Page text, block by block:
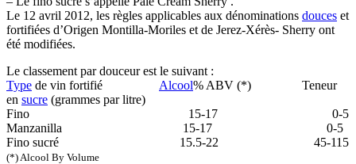
Le 12 avril 2012, les règles applicables aux dénominations douces et
fortifiées d’Origen Montilla-Moriles et de Jerez-Xérès- Sherry ont
été modifiées.
Le classement par douceur est le suivant :
Type de vin fortifié Alcool% ABV (*) Teneur
en sucre (grammes par litre)
Fino 15-17 0-5
Manzanilla 15-17 0-5
Fino sucré 15.5-22 45-115
(*) Alcool By Volume